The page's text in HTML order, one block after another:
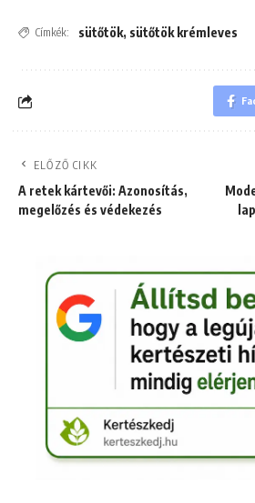
Címkék: sütőtök, sütőtök krémleves
ELŐZŐ CIKK
A retek kártevői: Azonosítás,
megelőzés és védekezés